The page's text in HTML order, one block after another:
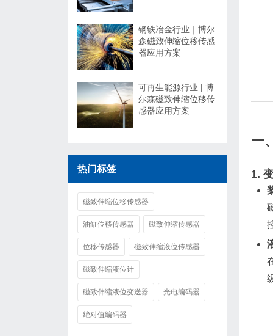
一
1. ‌
钢铁冶金行业｜博尔
森磁致伸缩位移传感
器应用方案
可再生能源行业 | 博
尔森磁致伸缩位移传
感器应用方案
热门标签
磁致伸缩位移传感器
油缸位移传感器 磁致伸缩传感器
位移传感器 磁致伸缩液位传感器
磁致伸缩液位计
磁致伸缩液位变送器 光电编码器
绝对值编码器